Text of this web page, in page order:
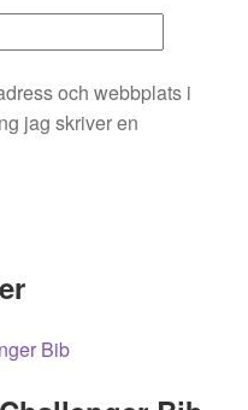
och webbplats i
jag skriver en